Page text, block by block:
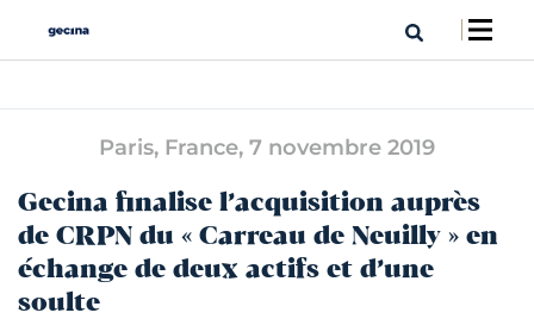
Paris, France, 7 novembre 2019
Gecina finalise l’acquisition auprès
de CRPN du « Carreau de Neuilly » en
échange de deux actifs et d’une
soulte